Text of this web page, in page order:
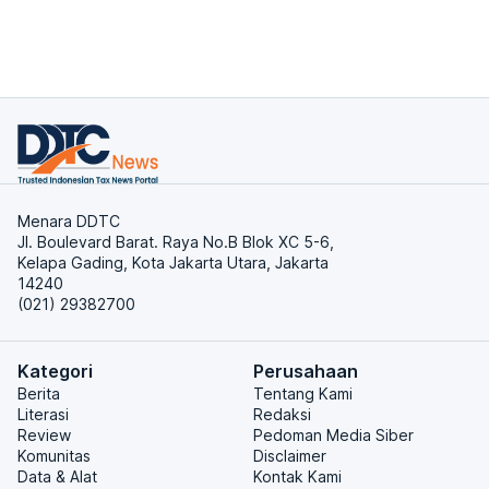
Menara DDTC
Jl. Boulevard Barat. Raya No.B Blok XC 5-6,
Kelapa Gading, Kota Jakarta Utara, Jakarta
14240
(021) 29382700
Kategori
Berita
Literasi
Review
Komunitas
Data & Alat
Perusahaan
Tentang Kami
Redaksi
Pedoman Media Siber
Disclaimer
Kontak Kami